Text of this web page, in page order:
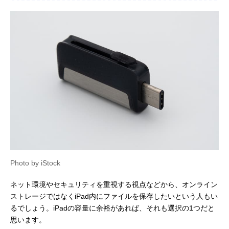
Photo by iStock
ネット環境やセキュリティを重視する視点などから、オンライン
ストレージではなくiPad内にファイルを保存したいという人もい
るでしょう。iPadの容量に余裕があれば、それも選択の1つだと
思います。